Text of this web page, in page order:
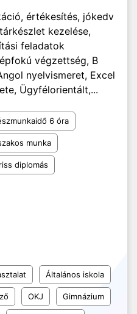
értékesítés, jókedv
kezelése,
feladatok
végzettség, B
nyelvismeret, Excel
Ügyfélorientált,...
6 óra
munka
diplomás
Általános iskola
OKJ Gimnázium